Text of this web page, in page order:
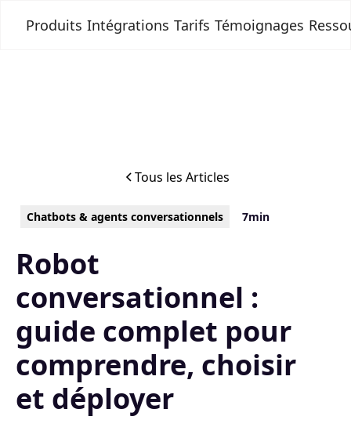
Produits Intégrations Tarifs Témoignages
Tous les Articles
Chatbots & agents conversationnels 7min
Robot
conversationnel :
guide complet pour
comprendre, choisir
et déployer